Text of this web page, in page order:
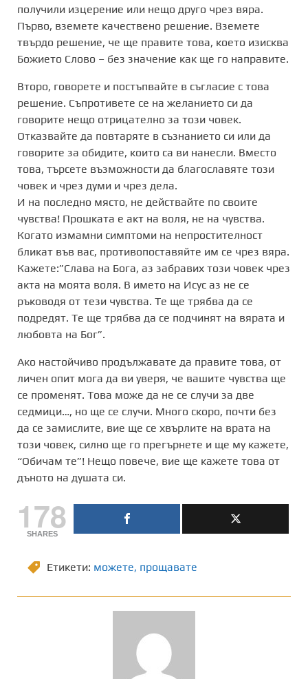
получили изцерение или нещо друго чрез вяра.
Първо, вземете качествено решение. Вземете
твърдо решение, че ще правите това, което изисква
Божието Слово – без значение как ще го направите.
Второ, говорете и постъпвайте в съгласие с това
решение. Съпротивете се на желанието си да
говорите нещо отрицателно за този човек.
Отказвайте да повтаряте в съзнанието си или да
говорите за обидите, които са ви нанесли. Вместо
това, търсете възможности да благославяте този
човек и чрез думи и чрез дела.
И на последно място, не действайте по своите
чувства! Прошката е акт на воля, не на чувства.
Когато измамни симптоми на непростителност
бликат във вас, противопоставяйте им се чрез вяра.
Кажете:”Слава на Бога, аз забравих този човек чрез
акта на моята воля. В името на Исус аз не се
ръководя от тези чувства. Те ще трябва да се
подредят. Те ще трябва да се подчинят на вярата и
любовта на Бог”.
Ако настойчиво продължавате да правите това, от
личен опит мога да ви уверя, че вашите чувства ще
се променят. Това може да не се случи за две
седмици…, но ще се случи. Много скоро, почти без
да се замислите, вие ще се хвърлите на врата на
този човек, силно ще го прегърнете и ще му кажете,
“Обичам те”! Нещо повече, вие ще кажете това от
дъното на душата си.
178
SHARES
Етикети: можете, прощавате